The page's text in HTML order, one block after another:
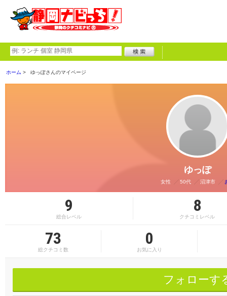
ホーム ゆっぽさんのマイページ
ゆっぽ
女性 50代 沼津市
9
総合レベル
8
クチコミレベル
73
総クチコミ数
0
お気に入り
フォローす